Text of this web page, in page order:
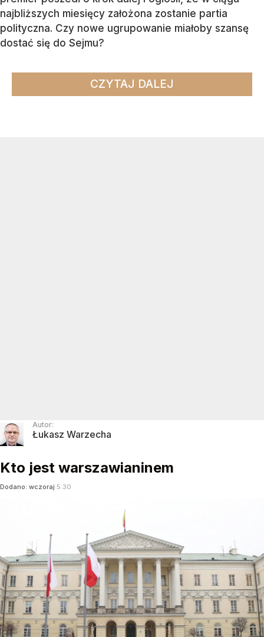
najbliższych miesięcy założona zostanie partia
polityczna. Czy nowe ugrupowanie miałoby szansę
dostać się do Sejmu?
CZYTAJ DALEJ
Autor:
Łukasz Warzecha
Kto jest warszawianinem
Dodano: wczoraj 5:30